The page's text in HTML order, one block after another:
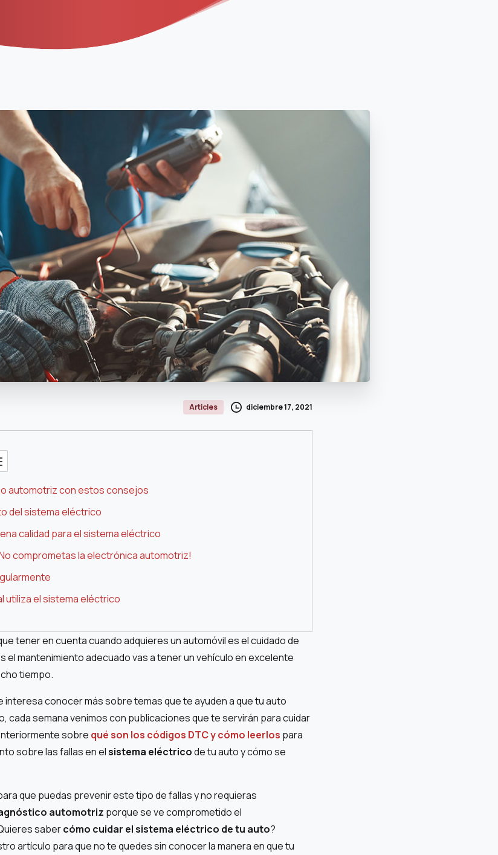
Articles diciembre 17, 2021
automotriz con estos consejos
del sistema eléctrico
calidad para el sistema eléctrico
comprometas la electrónica automotriz!
utiliza el sistema eléctrico
tener en cuenta cuando adquieres un automóvil es el cuidado de
el mantenimiento adecuado vas a tener un vehículo en excelente
tiempo.
interesa conocer más sobre temas que te ayuden a que tu auto
cada semana venimos con publicaciones que te servirán para cuidar
sobre qué son los códigos DTC y cómo leerlos para
sobre las fallas en elsistema eléctricode tu auto y cómo se
que puedas prevenir este tipo de fallas y no requieras
automotriz porque se ve comprometido el
sabercómo cuidar el sistema eléctrico de tu auto?
artículo para que no te quedes sin conocer la manera en que tu